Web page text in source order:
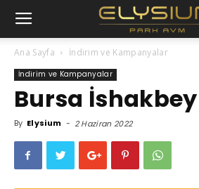
Ana Sayfa İndirim ve Kampanyalar
İndirim ve Kampanyalar
Bursa İshakbey
By Elysium - 2 Haziran 2022